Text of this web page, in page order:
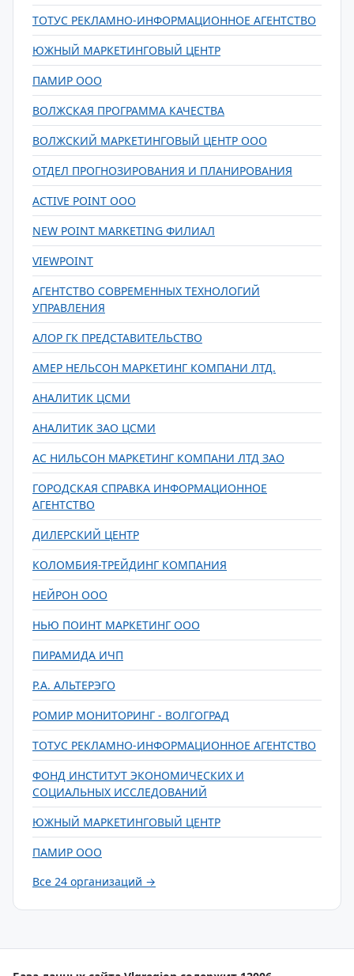
ТОТУС РЕКЛАМНО-ИНФОРМАЦИОННОЕ АГЕНТСТВО
ЮЖНЫЙ МАРКЕТИНГОВЫЙ ЦЕНТР
ПАМИР ООО
ВОЛЖСКАЯ ПРОГРАММА КАЧЕСТВА
ВОЛЖСКИЙ МАРКЕТИНГОВЫЙ ЦЕНТР ООО
ОТДЕЛ ПРОГНОЗИРОВАНИЯ И ПЛАНИРОВАНИЯ
ACTIVE POINT ООО
NEW POINT MARKETING ФИЛИАЛ
VIEWPOINT
АГЕНТСТВО СОВРЕМЕННЫХ ТЕХНОЛОГИЙ
УПРАВЛЕНИЯ
АЛОР ГК ПРЕДСТАВИТЕЛЬСТВО
АМЕР НЕЛЬСОН МАРКЕТИНГ КОМПАНИ ЛТД.
АНАЛИТИК ЦСМИ
АНАЛИТИК ЗАО ЦСМИ
АС НИЛЬСОН МАРКЕТИНГ КОМПАНИ ЛТД ЗАО
ГОРОДСКАЯ СПРАВКА ИНФОРМАЦИОННОЕ
АГЕНТСТВО
ДИЛЕРСКИЙ ЦЕНТР
КОЛОМБИЯ-ТРЕЙДИНГ КОМПАНИЯ
НЕЙРОН ООО
НЬЮ ПОИНТ МАРКЕТИНГ ООО
ПИРАМИДА ИЧП
Р.А. АЛЬТЕРЭГО
РОМИР МОНИТОРИНГ - ВОЛГОГРАД
ТОТУС РЕКЛАМНО-ИНФОРМАЦИОННОЕ АГЕНТСТВО
ФОНД ИНСТИТУТ ЭКОНОМИЧЕСКИХ И
СОЦИАЛЬНЫХ ИССЛЕДОВАНИЙ
ЮЖНЫЙ МАРКЕТИНГОВЫЙ ЦЕНТР
ПАМИР ООО
Все 24 организаций →